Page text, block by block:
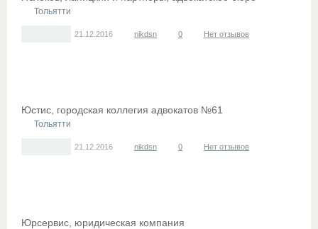
Тольятти
21.12.2016 nikdsn 0 Нет отзывов
Юстис, городская коллегия адвокатов №61
Тольятти
21.12.2016 nikdsn 0 Нет отзывов
Юрсервис, юридическая компания